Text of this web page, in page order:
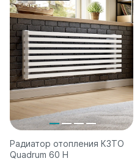
Радиатор отопления КЗТО
Quadrum 60 H